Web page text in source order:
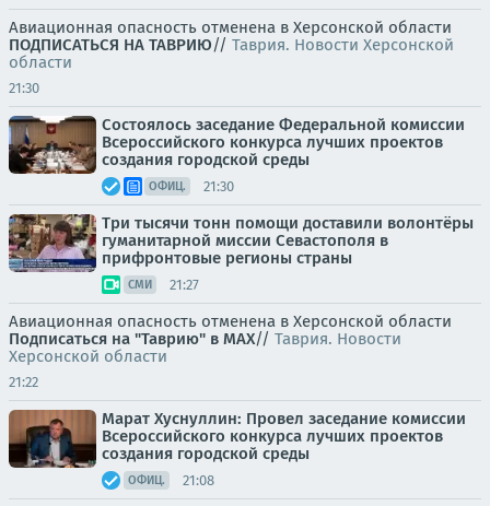
Авиационная опасность отменена в Херсонской области
ПОДПИСАТЬСЯ НА ТАВРИЮ// Таврия. Новости Херсонской
области
21:30
Состоялось заседание Федеральной комиссии
Всероссийского конкурса лучших проектов
создания городской среды
ОФИЦ. 21:30
Три тысячи тонн помощи доставили волонтёры
гуманитарной миссии Севастополя в
прифронтовые регионы страны
СМИ 21:27
Авиационная опасность отменена в Херсонской области
Подписаться на "Таврию" в MAX// Таврия. Новости
Херсонской области
21:22
Марат Хуснуллин: Провел заседание комиссии
Всероссийского конкурса лучших проектов
создания городской среды
ОФИЦ. 21:08